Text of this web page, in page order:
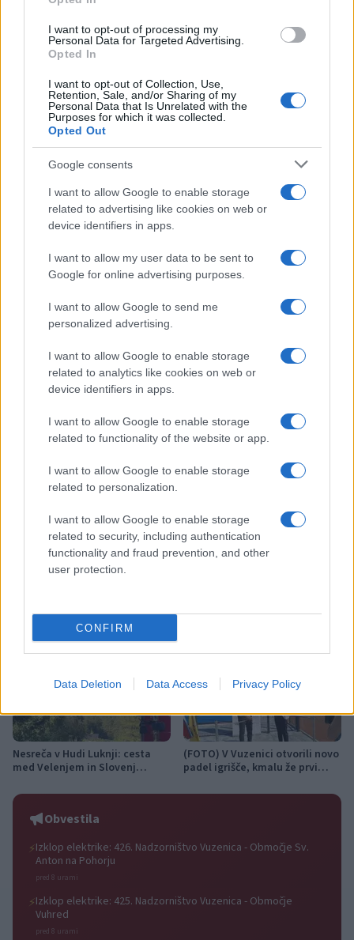
I want to opt-out of processing my
Personal Data for Targeted Advertising.
Opted In
I want to opt-out of Collection, Use,
Retention, Sale, and/or Sharing of my
Personal Data that Is Unrelated with the
Purposes for which it was collected.
Opted Out
Google consents
I want to allow Google to enable storage
related to advertising like cookies on web or
device identifiers in apps.
I want to allow my user data to be sent to
Google for online advertising purposes.
I want to allow Google to send me
personalized advertising.
I want to allow Google to enable storage
related to analytics like cookies on web or
device identifiers in apps.
I want to allow Google to enable storage
related to functionality of the website or app.
I want to allow Google to enable storage
related to personalization.
I want to allow Google to enable storage
related to security, including authentication
functionality and fraud prevention, and other
user protection.
CONFIRM
Data Deletion Data Access Privacy Policy
Novice
zavod za zaposlovanje
Več iz kraja Slovenj Gradec
Slovenj Gradec bo avgusta
gostil mednarodni teniški
turnir WTT Slovenj Gradec
(FOTO) Operni "Ljubezenski
napoj" očaral mestno jedro
Danes dopoldne brez pitne
vode na Gmajni, v Grajski vasi
Nesreča v Hudi Luknji: cesta
med Velenjem in Slovenj
promet izmenično enosmeren
(FOTO) Operni "Ljubezenski
napoj" očaral mestno jedro
Slovenj Gradca
intenzivno napredujejo
Nesreča v Hudi Luknji: cesta
med Velenjem in Slovenj
promet izmenično enosmeren
(FOTO) V Vuzenici otvorili novo
padel igrišče, kmalu že prvi
Obvestila
⚡Izklop elektrike: 426. Nadzorništvo Vuzenica - Območje Sv.
Anton na Pohorju
pred 8 urami
⚡Izklop elektrike: 425. Nadzorništvo Vuzenica - Območje
Vuhred
pred 8 urami